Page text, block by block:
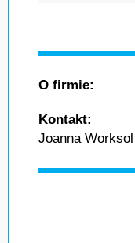
O firmie:
Kontakt:
Joanna Worksol